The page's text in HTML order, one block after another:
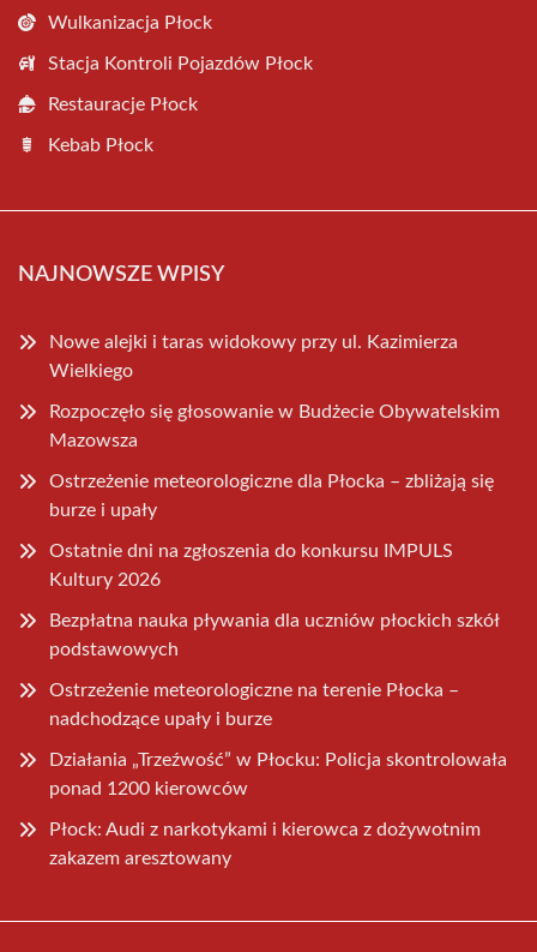
Wulkanizacja Płock
Stacja Kontroli Pojazdów Płock
Restauracje Płock
Kebab Płock
NAJNOWSZE WPISY
Nowe alejki i taras widokowy przy ul. Kazimierza
Wielkiego
Rozpoczęło się głosowanie w Budżecie Obywatelskim
Mazowsza
Ostrzeżenie meteorologiczne dla Płocka – zbliżają się
burze i upały
Ostatnie dni na zgłoszenia do konkursu IMPULS
Kultury 2026
Bezpłatna nauka pływania dla uczniów płockich szkół
podstawowych
Ostrzeżenie meteorologiczne na terenie Płocka –
nadchodzące upały i burze
Działania „Trzeźwość” w Płocku: Policja skontrolowała
ponad 1200 kierowców
Płock: Audi z narkotykami i kierowca z dożywotnim
zakazem aresztowany